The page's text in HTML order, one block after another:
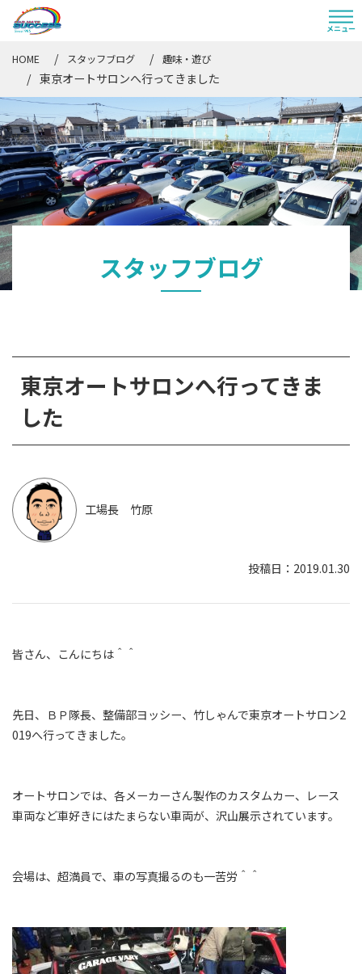
HOME スタッフブログ 趣味・遊び
東京オートサロンへ行ってきました
スタッフブログ
東京オートサロンへ行ってきま
した
工場長 竹原
2019.01.30
皆さん、こんにちは＾＾
先日、ＢＰ隊長、整備部ヨッシー、竹しゃんで東京オートサロン2
019へ行ってきました。
オートサロンでは、各メーカーさん製作のカスタムカー、レース
車両など車好きにはたまらない車両が、沢山展示されています。
会場は、超満員で、車の写真撮るのも一苦労＾＾